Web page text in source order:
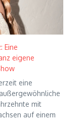
Eine
eigene
eine
mit
auf einem